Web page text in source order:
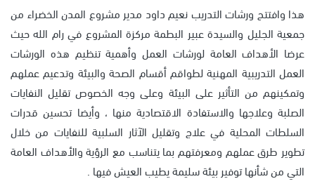
هذا وافتتح ورشات التدريب نعيم داود مدير مشروع المدن الخضراء من
جمعية الجليل والسيدة عبير البطمة مركزة المشروع في رام الله حيث
عرضا الأهداف العامة لورشات العمل وأهمية تنظيم هذه الورشات
العمل التدريبية المهنية لطواقم أقسام الصحة والبيئة وتدعيم عملهم
وتمكينهم من التأثير على البيئة وعلى وجه الخصوص تقليل النفايات
الصلبة وعلاجها والاستفادة الاقتصادية منها ، وأيضا تحسين قدرات
السلطات المحلية في علاج وتقليل الآثار السلبية للنفايات من خلال
تطوير طرق عملهم ومعرفتهم بما يتناسب مع الرؤية والأهداف العامة
التي من شأنها توفير بيئة سليمة يطيب العيش فيها .